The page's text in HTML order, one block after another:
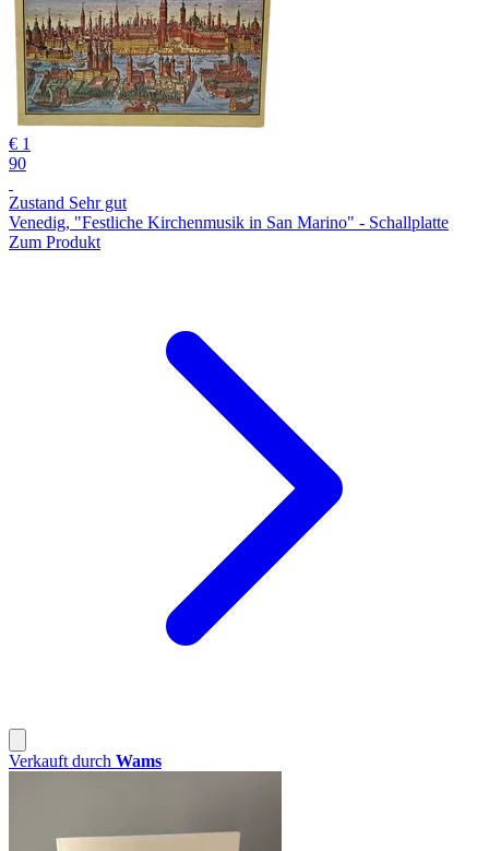
€ 1
90
Zustand Sehr gut
Venedig, "Festliche Kirchenmusik in San Marino" - Schallplatte
Zum Produkt
Verkauft durch Wams